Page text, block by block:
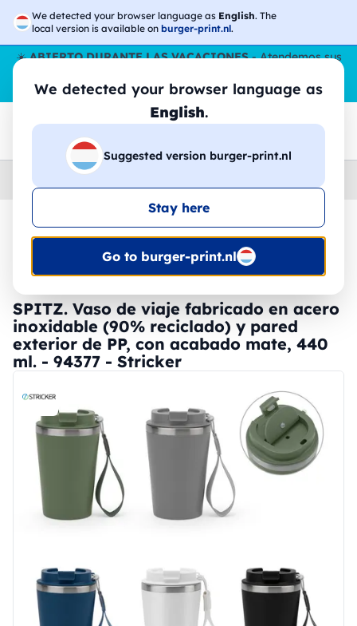
We detected your browser language as English. The
local version is available on burger-print.nl.
We detected your browser language as
English.
Suggested version burger-print.nl
Stay here
Go to burger-print.nl
☀️ABIERTO DURANTE LAS VACACIONES- Atendemos sus
pedidos durante todo el verano, incluso en agosto.
Sin parar
😎🌴
Home
🔥 -30% de impresión DTF
SPITZ. Vaso de viaje fabricado en acero
inoxidable (90% reciclado) y pared
exterior de PP, con acabado mate, 440
ml. - 94377 - Stricker